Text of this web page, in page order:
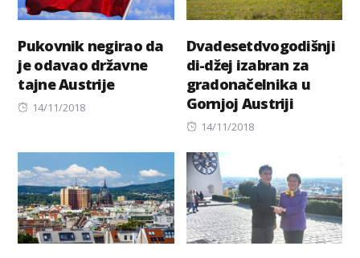
Pukovnik negirao da
je odavao državne
tajne Austrije
Posted
14/11/2018
Dvadesetdvogodišnji
di-džej izabran za
gradonačelnika u
Gornjoj Austriji
Posted
14/11/2018